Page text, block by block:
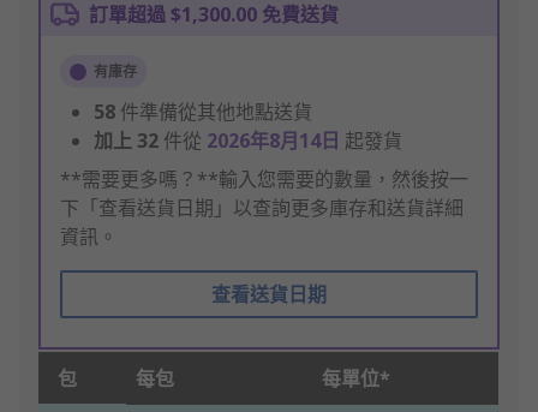
訂單超過 $1,300.00 免費送貨
有庫存
58 件準備從其他地點送貨
加上32 件從 2026年8月14日 起發貨
**需要更多嗎？**輸入您需要的數量，然後按一
下「查看送貨日期」以查詢更多庫存和送貨詳細
資訊。
查看送貨日期
包 每包 每單位*